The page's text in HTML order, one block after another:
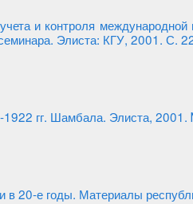
и контроля
Элиста: КГУ, 2001. С.
1922 гг. Шамбала. Элиста,
20-е годы. Материалы